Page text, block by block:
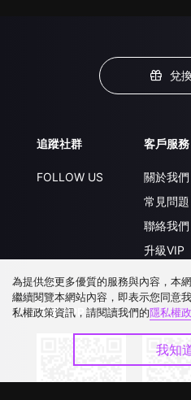
兌
追蹤社群
FOLLOW US
客戶服務
關於我們
常見問題
聯絡我們
升級VIP
下載 APP
為提供您更多優質的服務與內容，本
繼續閱覽本網站內容，即表示您同意
私權政策資訊，請閱讀我們的隱私權
我知